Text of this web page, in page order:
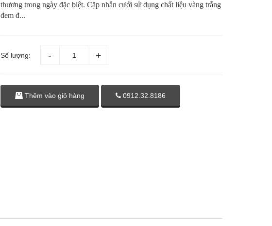
thương trong ngày đặc biệt. Cặp nhẫn cưới sử dụng chất liệu vàng trắng
đem đ...
Số lượng:
Thêm vào giỏ hàng 0912.32.8186